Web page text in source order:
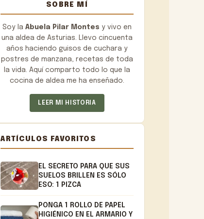
SOBRE MÍ
Soy la Abuela Pilar Montes y vivo en
una aldea de Asturias. Llevo cincuenta
años haciendo guisos de cuchara y
postres de manzana, recetas de toda
la vida. Aquí comparto todo lo que la
cocina de aldea me ha enseñado.
LEER MI HISTORIA
ARTÍCULOS FAVORITOS
EL SECRETO PARA QUE SUS
SUELOS BRILLEN ES SÓLO
ESO: 1 PIZCA
PONGA 1 ROLLO DE PAPEL
HIGIÉNICO EN EL ARMARIO Y